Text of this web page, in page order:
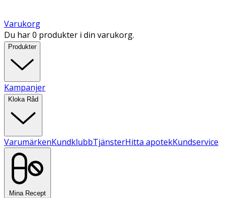
Varukorg
Du har 0 produkter i din varukorg.
Produkter
Kampanjer
Kloka Råd
VarumärkenKundklubbTjänsterHitta apotekKundservice
Mina Recept